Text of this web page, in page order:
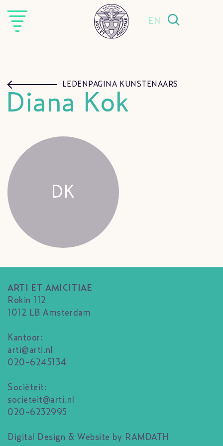
EN
LEDENPAGINA KUNSTENAARS
Diana Kok
DK
ARTI ET AMICITIAE
Rokin 112
1012 LB Amsterdam
Kantoor:
arti@arti.nl
020-6245134
Sociëteit:
societeit@arti.nl
020-6232995
Digital Design & Website by RAMDATH